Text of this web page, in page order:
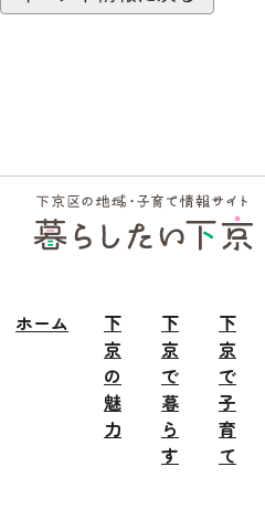
フッ
ター
ホーム
下
京
の
魅
力
下
京
で
暮
ら
す
下
京
で
子
育
て